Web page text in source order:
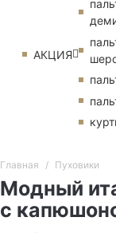
АКЦИЯ
Главная Пуховики
Модный
с